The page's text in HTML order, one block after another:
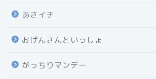
あさイチ
おげんさんといっしょ
がっちりマンデー